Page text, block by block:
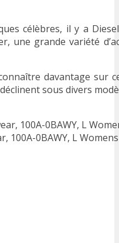
célèbres, il y a
une grande variété
davantage sur
sous divers
100A-0BAWY, L Womens